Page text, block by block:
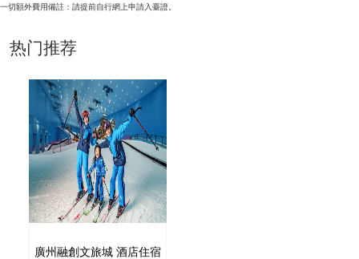
一切額外費用備註：請提前自行網上申請入臺證。
热门推荐
廣州融創文旅城 酒店住宿